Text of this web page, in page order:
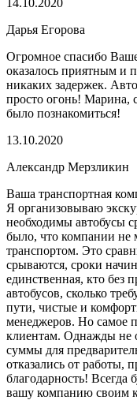
14.10.2020
Дарья Егорова
Огромное спасибо
оказалось приятным и
никаких задержек.
просто огонь! Марина,
было познакомиться!
13.10.2020
Александр Мерзликин
Ваша транспортная
Я организовываю
необходимы автобусы
было, что компании не
транспортом. Это
срываются, сроки
единственная, кто без
автобусов, сколько
пути, чистые и
менеджеров. Но самое
клиентам. Однажды не
суммы для
отказались от работы,
благодарность! Всегда
вашу компанию своим